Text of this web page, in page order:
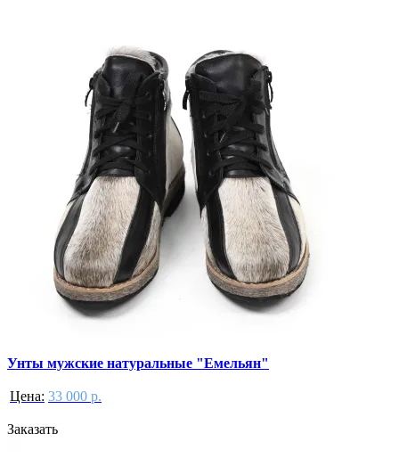
Унты мужские натуральные "Емельян"
Цена: 33 000 р.
Заказать